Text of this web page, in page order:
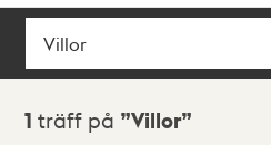
Sök
Sökresultat
1 träff på Villor